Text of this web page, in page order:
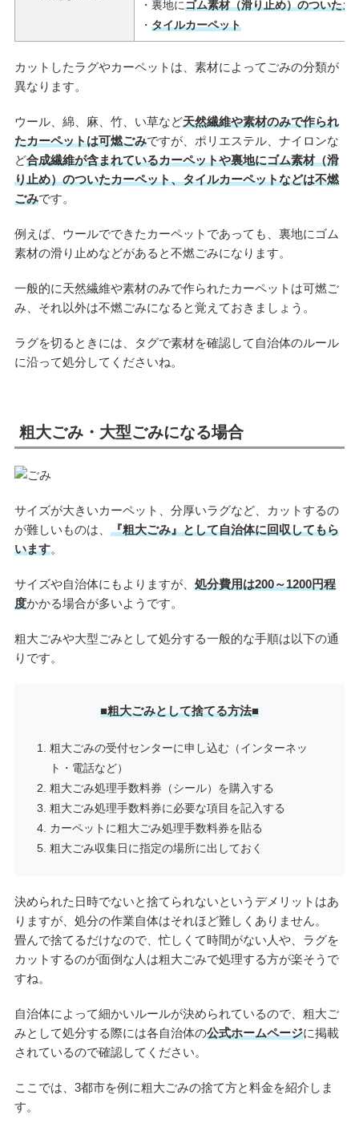
・裏地にゴム素材（滑り止め）のついたカ
・ タイルカーペット
カットしたラグやカーペットは、素材によってごみの分類が
異なります。
ウール、綿、麻、竹、い草など天然繊維や素材のみで作られ
たカーペットは可燃ごみですが、ポリエステル、ナイロンな
ど合成繊維が含まれているカーペットや裏地にゴム素材（滑
り止め）のついたカーペット、タイルカーペットなどは不燃
ごみです。
例えば、ウールでできたカーペットであっても、裏地にゴム
素材の滑り止めなどがあると不燃ごみになります。
一般的に天然繊維や素材のみで作られたカーペットは可燃ご
み、それ以外は不燃ごみになると覚えておきましょう。
ラグを切るときには、タグで素材を確認して自治体のルール
に沿って処分してくださいね。
粗大ごみ・大型ごみになる場合
サイズが大きいカーペット、分厚いラグなど、カットするの
が難しいものは、 『粗大ごみ』として自治体に回収してもら
います。
サイズや自治体にもよりますが、 処分費用は200～1200円程
度かかる場合が多いようです。
粗大ごみや大型ごみとして処分する一般的な手順は以下の通
りです。
■粗大ごみとして捨てる方法■
粗大ごみの受付センターに申し込む（インターネッ
ト・電話など）
粗大ごみ処理手数料券（シール）を購入する
粗大ごみ処理手数料券に必要な項目を記入する
カーペットに粗大ごみ処理手数料券を貼る
粗大ごみ収集日に指定の場所に出しておく
決められた日時でないと捨てられないというデメリットはあ
りますが、処分の作業自体はそれほど難しくありません。
畳んで捨てるだけなので、忙しくて時間がない人や、ラグを
カットするのが面倒な人は粗大ごみで処理する方が楽そうで
すね。
自治体によって細かいルールが決められているので、粗大ご
みとして処分する際には各自治体の公式ホームページに掲載
されているので確認してください。
ここでは、3都市を例に粗大ごみの捨て方と料金を紹介しま
す。